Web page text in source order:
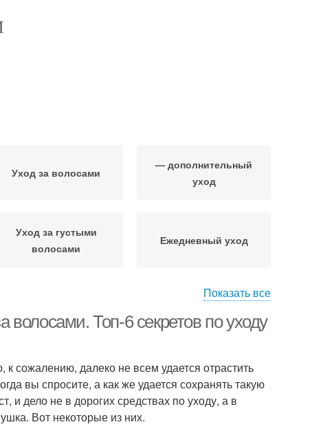
Уход за волосами
— дополнительный
уход
Уход за густыми
волосами
Ежедневный уход
Показать все
волосами. Топ-6 секретов по уходу
сожалению, далеко не всем удается отрастить
вы спросите, а как же удается сохранять такую
дело не в дорогих средствах по уходу, а в
Вот некоторые из них.